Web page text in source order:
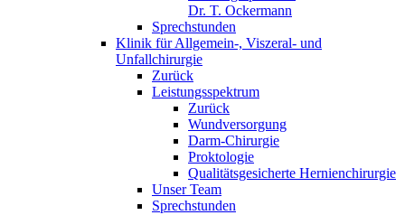
Dr. T. Ockermann
Sprechstunden
Klinik für Allgemein-, Viszeral- und
Unfallchirurgie
Zurück
Leistungsspektrum
Zurück
Wundversorgung
Darm-Chirurgie
Proktologie
Qualitätsgesicherte Hernienchirurgie
Unser Team
Sprechstunden